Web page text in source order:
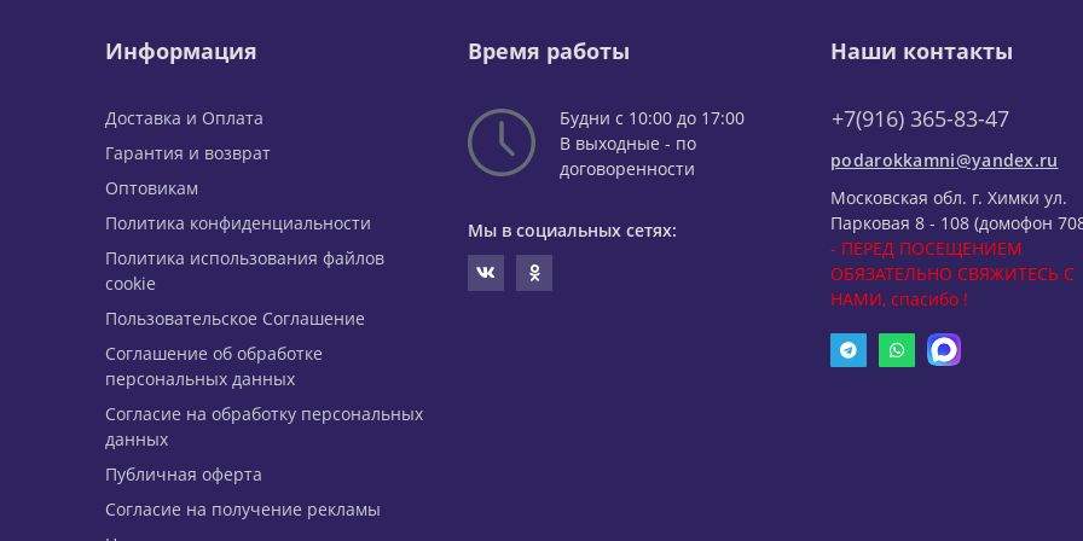
Информация
Доставка и Оплата
Гарантия и возврат
Оптовикам
Политика конфиденциальности
Политика использования файлов
cookie
Пользовательское Соглашение
Соглашение об обработке
персональных данных
Согласие на обработку персональных
данных
Публичная оферта
Согласие на получение рекламы
Время работы
Будни с 10:00 до 17:00
В выходные - по
договоренности
Мы в социальных сетях:
Наши контакты
+7(916) 365-83-47
podarokkamni@yandex.ru
Московская обл. г. Химки ул.
Парковая 8 - 108 (домофон
- ПЕРЕД ПОСЕЩЕНИЕМ
ОБЯЗАТЕЛЬНО СВЯЖИТЕСЬ С
НАМИ, спасибо !